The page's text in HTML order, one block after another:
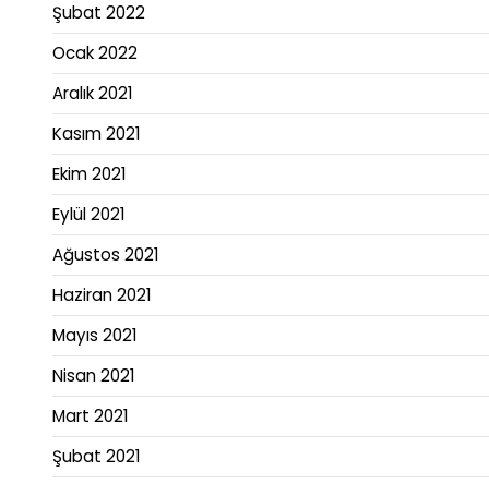
Şubat 2022
Ocak 2022
Aralık 2021
Kasım 2021
Ekim 2021
Eylül 2021
Ağustos 2021
Haziran 2021
Mayıs 2021
Nisan 2021
Mart 2021
Şubat 2021